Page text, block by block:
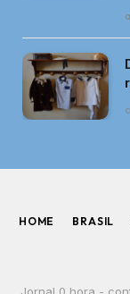
HOME BRASIL